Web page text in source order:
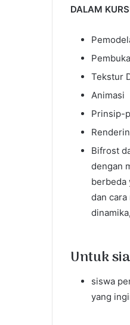
DALAM
Tekstur
Animasi
Prinsip-
Bifrost
dengan
berbeda
dan
Untuk
siswa
yang